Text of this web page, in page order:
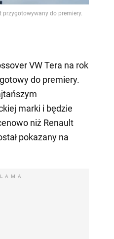
przygotowywany do premiery.
VW Tera na rok
do premiery.
marki i będzie
niż Renault
pokazany na